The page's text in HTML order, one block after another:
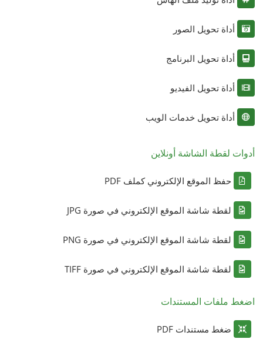
أداة تحويل الصور
أداة تحويل البرنامج
أداة تحويل الفيديو
أداة تحويل خدمات الويب
أدوات لقطة الشاشة أونلاين
حفظ الموقع الإلكتروني كملف PDF
لقطة شاشة الموقع الإلكتروني في صورة JPG
لقطة شاشة الموقع الإلكتروني في صورة PNG
لقطة شاشة الموقع الإلكتروني في صورة TIFF
اضغط ملفات المستندات
ضغط مستندات PDF